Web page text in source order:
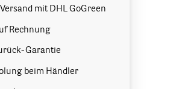
mit DHL GoGreen
Rechnung
Garantie
beim Händler